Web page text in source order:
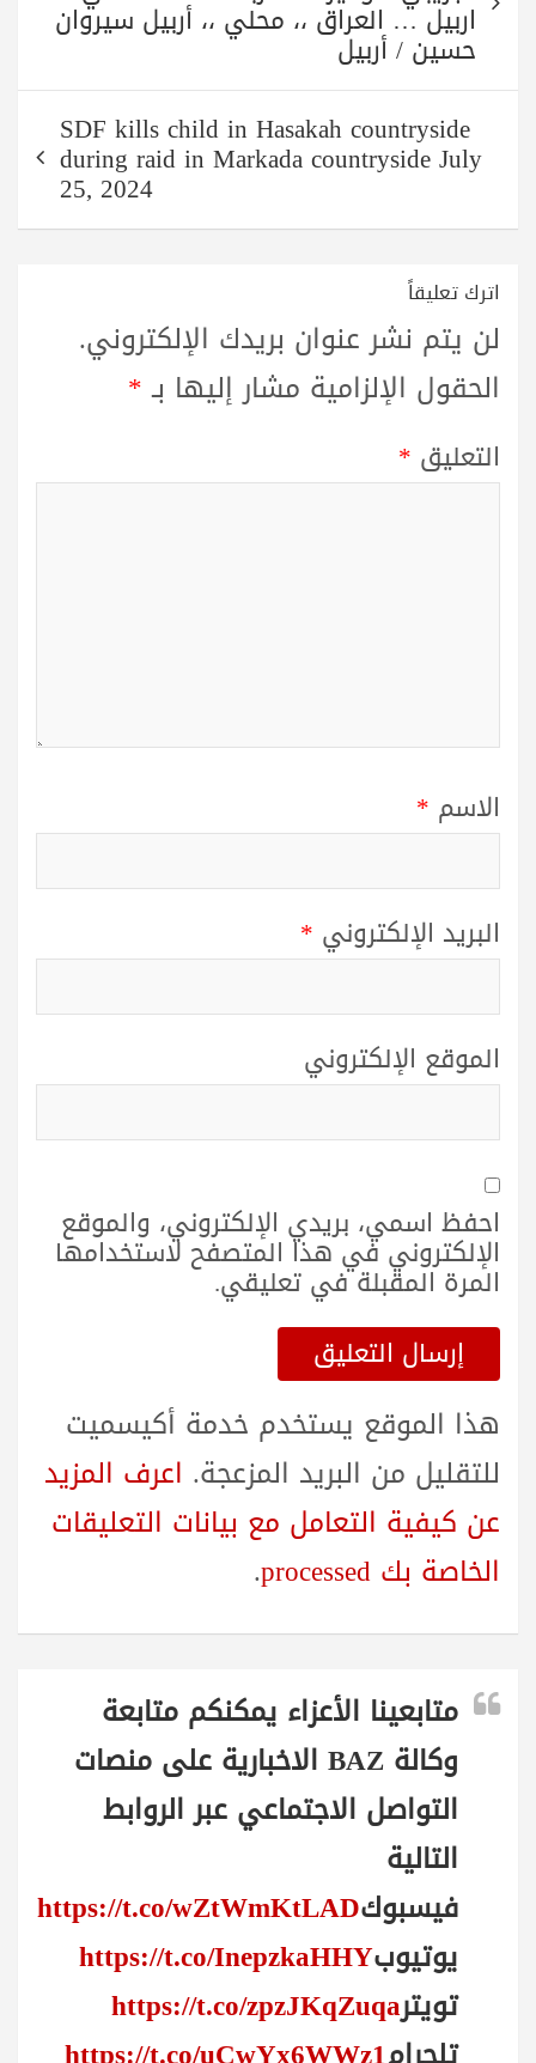
اربيل … العراق ،، محلي ،، أربيل سيروان
حسين / أربيل
SDF kills child in Hasakah countryside
during raid in Markada countryside July
25, 2024
اترك تعليقاً
لن يتم نشر عنوان بريدك الإلكتروني.
الحقول الإلزامية مشار إليها بـ*
التعليق *
الاسم *
البريد الإلكتروني *
الموقع الإلكتروني
احفظ اسمي، بريدي الإلكتروني، والموقع
الإلكتروني في هذا المتصفح لاستخدامها
المرة المقبلة في تعليقي.
هذا الموقع يستخدم خدمة أكيسميت
للتقليل من البريد المزعجة. اعرف المزيد
عن كيفية التعامل مع بيانات التعليقات
الخاصة بك processed
.
متابعينا الأعزاء يمكنكم متابعة
وكالة BAZ الاخبارية على منصات
التواصل الاجتماعي عبر الروابط
التالية
فيسبوكhttps://t.co/wZtWmKtLAD
يوتيوبhttps://t.co/InepzkaHHY
تويترhttps://t.co/zpzJKqZuqa